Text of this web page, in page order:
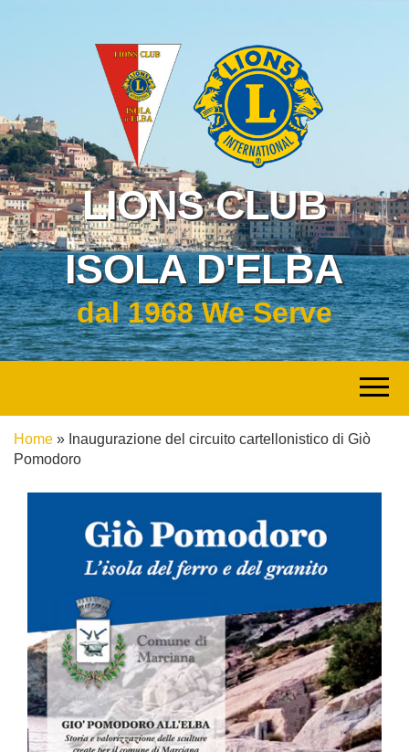
LIONS CLUB
ISOLA D'ELBA
dal 1968 We Serve
Home » Inaugurazione del circuito cartellonistico di Giò
Pomodoro